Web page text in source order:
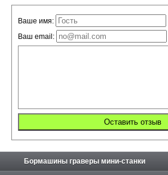
Ваше имя:
Ваш email:
Бормашины граверы мини-станки